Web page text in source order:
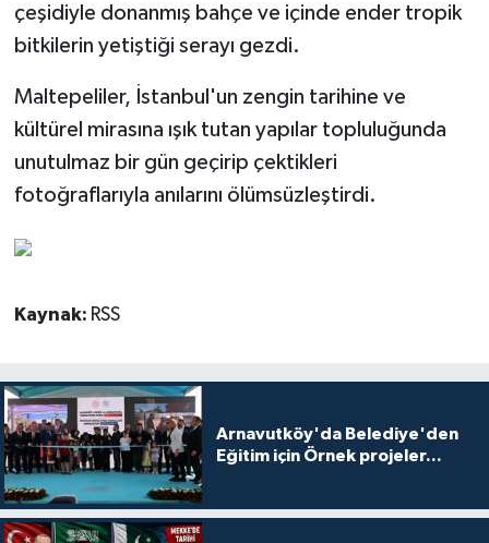
çeşidiyle donanmış bahçe ve içinde ender tropik
bitkilerin yetiştiği serayı gezdi.
Maltepeliler, İstanbul'un zengin tarihine ve
kültürel mirasına ışık tutan yapılar topluluğunda
unutulmaz bir gün geçirip çektikleri
fotoğraflarıyla anılarını ölümsüzleştirdi.
Kaynak: RSS
Arnavutköy'da Belediye'den
Eğitim için Örnek projeler...